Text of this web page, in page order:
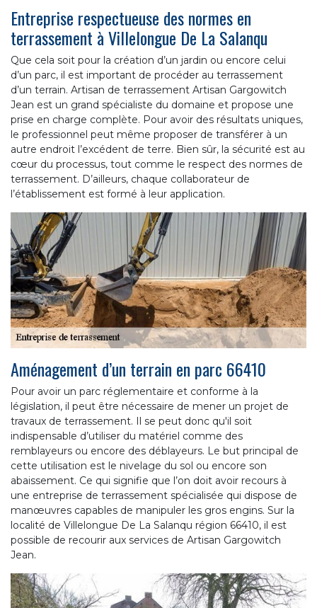
Entreprise respectueuse des normes en
terrassement à Villelongue De La Salanqu
Que cela soit pour la création d’un jardin ou encore celui
d’un parc, il est important de procéder au terrassement
d’un terrain. Artisan de terrassement Artisan Gargowitch
Jean est un grand spécialiste du domaine et propose une
prise en charge complète. Pour avoir des résultats uniques,
le professionnel peut même proposer de transférer à un
autre endroit l’excédent de terre. Bien sûr, la sécurité est au
cœur du processus, tout comme le respect des normes de
terrassement. D’ailleurs, chaque collaborateur de
l’établissement est formé à leur application.
Aménagement d’un terrain en parc 66410
Pour avoir un parc réglementaire et conforme à la
législation, il peut être nécessaire de mener un projet de
travaux de terrassement. Il se peut donc qu'il soit
indispensable d’utiliser du matériel comme des
remblayeurs ou encore des déblayeurs. Le but principal de
cette utilisation est le nivelage du sol ou encore son
abaissement. Ce qui signifie que l’on doit avoir recours à
une entreprise de terrassement spécialisée qui dispose de
manœuvres capables de manipuler les gros engins. Sur la
localité de Villelongue De La Salanqu région 66410, il est
possible de recourir aux services de Artisan Gargowitch
Jean.